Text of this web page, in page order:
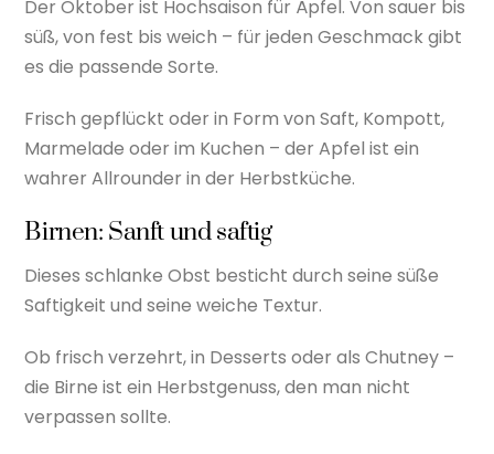
Der Oktober ist Hochsaison für Äpfel. Von sauer bis
süß, von fest bis weich – für jeden Geschmack gibt
es die passende Sorte.
Frisch gepflückt oder in Form von Saft, Kompott,
Marmelade oder im Kuchen – der Apfel ist ein
wahrer Allrounder in der Herbstküche.
Birnen: Sanft und saftig
Dieses schlanke Obst besticht durch seine süße
Saftigkeit und seine weiche Textur.
Ob frisch verzehrt, in Desserts oder als Chutney –
die Birne ist ein Herbstgenuss, den man nicht
verpassen sollte.